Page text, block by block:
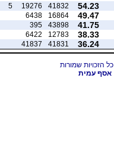
54.23
41832
19276
5
49.47
16864
6438
41.75
43898
395
38.33
12783
6422
36.24
41831
41837
אסף עמית